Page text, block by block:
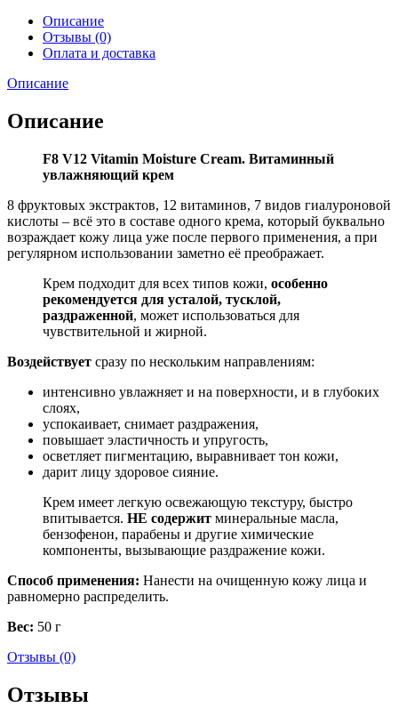
Описание
Отзывы (0)
Оплата и доставка
Описание
Описание
F8 V12 Vitamin Moisture Cream. Витаминный
увлажняющий крем
8 фруктовых экстрактов, 12 витаминов, 7 видов гиалуроновой
кислоты – всё это в составе одного крема, который буквально
возраждает кожу лица уже после первого применения, а при
регулярном использовании заметно её преображает.
Крем подходит для всех типов кожи, особенно
рекомендуется для усталой, тусклой,
раздраженной, может использоваться для
чувствительной и жирной.
Воздействует сразу по нескольким направлениям:
интенсивно увлажняет и на поверхности, и в глубоких
слоях,
успокаивает, снимает раздражения,
повышает эластичность и упругость,
осветляет пигментацию, выравнивает тон кожи,
дарит лицу здоровое сияние.
Крем имеет легкую освежающую текстуру, быстро
впитывается. НЕ содержит минеральные масла,
бензофенон, парабены и другие химические
компоненты, вызывающие раздражение кожи.
Способ применения: Нанести на очищенную кожу лица и
равномерно распределить.
Вес: 50 г
Отзывы (0)
Отзывы